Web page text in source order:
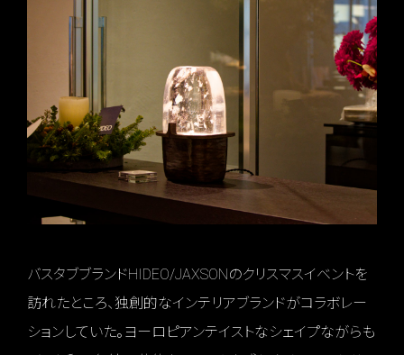
バスタブブランドHIDEO/JAXSONのクリスマスイベントを
訪れたところ、独創的なインテリアブランドがコラボレー
ションしていた。ヨーロピアンテイストなシェイプながらも